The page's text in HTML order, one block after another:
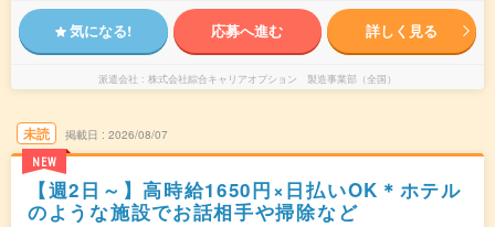
気になる! 応募へ進む 詳しく見る
派遣会社 株式会社綜合キャリアオプション 製造事業部（全国）
未読
NEW
掲載日 2026/08/07
【週2日～】高時給1650円×日払いOK＊ホテル
のような施設でお話相手や掃除など